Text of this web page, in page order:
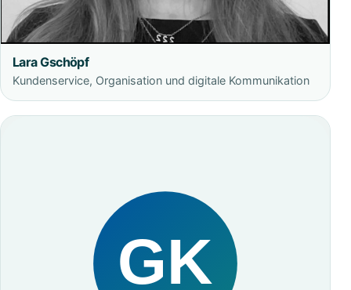
Lara Gschöpf
Kundenservice, Organisation und digitale Kommunikation